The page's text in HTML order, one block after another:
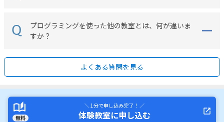
プログラミングを使った他の教室とは、何が違いま
すか？
よくある質問を見る
無料
＼ 1分で申し込み完了！ ／
体験教室に申し込む